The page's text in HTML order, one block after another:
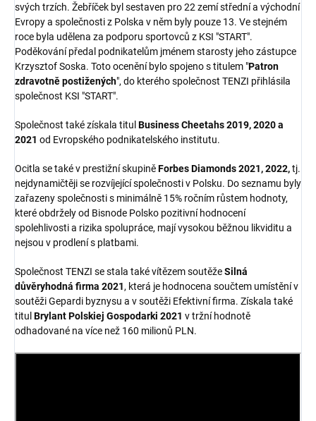
svých trzích. Žebříček byl sestaven pro 22 zemí střední a východní
Evropy a společnosti z Polska v něm byly pouze 13. Ve stejném
roce byla udělena za podporu sportovců z KSI "START".
Poděkování předal podnikatelům jménem starosty jeho zástupce
Krzysztof Soska. Toto ocenění bylo spojeno s titulem "Patron
zdravotně postižených", do kterého společnost TENZI přihlásila
společnost KSI "START".
Společnost také získala titul Business Cheetahs 2019, 2020 a
2021 od Evropského podnikatelského institutu.
Ocitla se také v prestižní skupiněForbes Diamonds 2021, 2022,tj.
nejdynamičtěji se rozvíjející společnosti v Polsku. Do seznamu byly
zařazeny společnosti s minimálně 15% ročním růstem hodnoty,
které obdržely od Bisnode Polsko pozitivní hodnocení
spolehlivosti a rizika spolupráce, mají vysokou běžnou likviditu a
nejsou v prodlení s platbami.
Společnost TENZI se stala také vítězem soutěžeSilná
důvěryhodná firma 2021, která je hodnocena součtem umístění v
soutěži Gepardi byznysu a v soutěži Efektivní firma. Získala také
titul Brylant Polskiej Gospodarki 2021 v tržní hodnotě
odhadované na více než 160 milionů PLN.